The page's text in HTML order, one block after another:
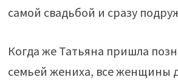
самой свадьбой и сразу
Когда же Татьяна пришла
семьей жениха, все женщины